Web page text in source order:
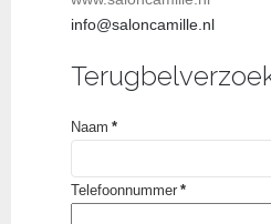
info@saloncamille.nl
Naam *
Telefoonnummer *